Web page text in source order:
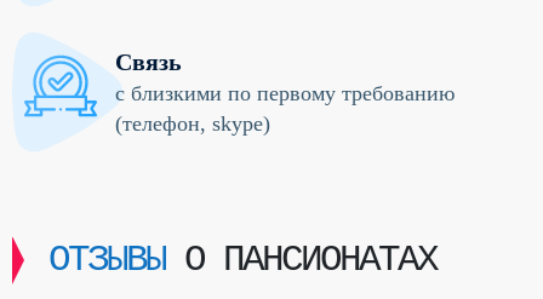
Связь
с близкими по первому требованию
(телефон, skype)
ОТЗЫВЫО ПАНСИОНАТАХ